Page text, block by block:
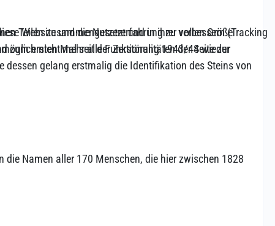
Teilen zusammengesetzt und in ihrer vollen Größe
zum ersten Mal seit der Zerstörung 1943/44 wieder
gelang erstmalig die Identifikation des Steins von
Namen aller 170 Menschen, die hier zwischen 1828
Website und die Nutzererfahrung zu verbessern (Tracking
nicht mehr alle Funktionalitäten der Seite zur